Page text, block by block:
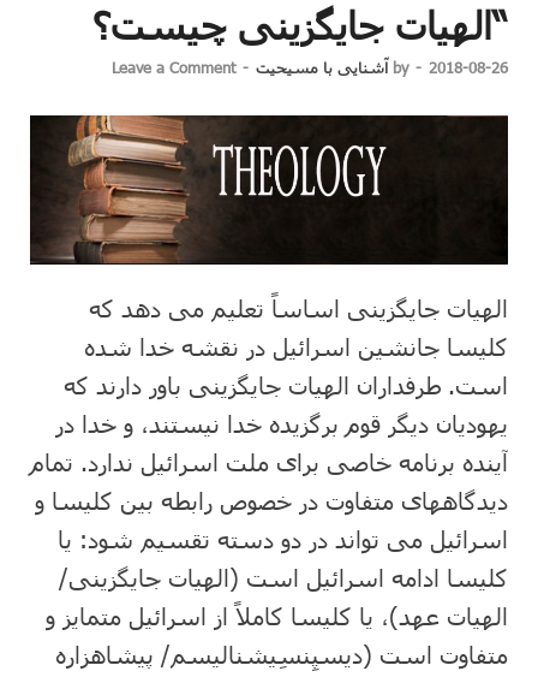
“الهیات جایگزینی چیست؟
2018-08-26
-
by آشنایی با مسیحیت -
Leave a Comment
الهیات جایگزینی اساساً تعلیم می دهد که
کلیسا جانشین اسرائیل در نقشه خدا شده
است. طرفداران الهیات جایگزینی باور دارند که
یهودیان دیگر قوم برگزیده خدا نیستند، و خدا در
آینده برنامه خاصی برای ملت اسرائیل ندارد. تمام
دیدگاههای متفاوت در خصوص رابطه بین کلیسا و
اسرائیل می تواند در دو دسته تقسیم شود: یا
کلیسا ادامه اسرائیل است (الهیات جایگزینی/
الهیات عهد)، یا کلیسا کاملاً از اسرائیل متمایز و
متفاوت است (دیسپِنسِیشنالیسم/ پیشاهزاره